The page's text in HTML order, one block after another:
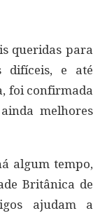
queridas para
difíceis, e até
foi confirmada
melhores
algum tempo,
Britânica de
ajudam a